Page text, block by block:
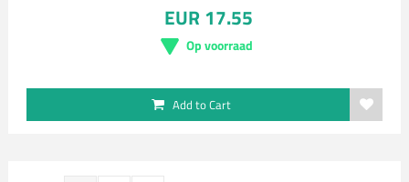
EUR 17.55
Op voorraad
Add to Cart